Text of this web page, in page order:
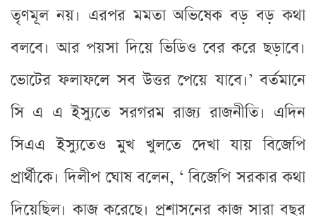
তৃণমূল নয়। এরপর মমতা অভিষেক বড় বড় কথা
বলবে। আর পয়সা দিয়ে ভিডিও বের করে ছড়াবে।
ভোটের ফলাফলে সব উত্তর পেয়ে যাবে।’ বর্তমানে
সি এ এ ইস্যুতে সরগরম রাজ্য রাজনীতি। এদিন
সিএএ ইস্যুতেও মুখ খুলতে দেখা যায় বিজেপি
প্রার্থীকে। দিলীপ ঘোষ বলেন, ‘ বিজেপি সরকার কথা
দিয়েছিল। কাজ করেছে। প্রশাসনের কাজ সারা বছর